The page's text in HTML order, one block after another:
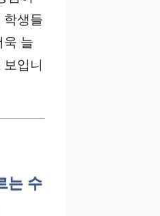
학생들
욱 늘
입니
는 수